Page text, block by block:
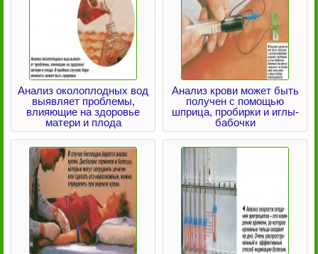
Анализ околоплодных вод
выявляет проблемы,
влияющие на здоровье
матери и плода
Анализ крови может быть
получен с помощью
шприца, пробирки и иглы-
бабочки